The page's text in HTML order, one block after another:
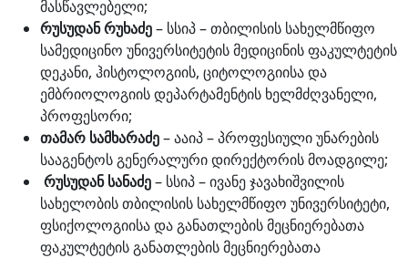
მასწავლებელი;
რუსუდან რუხაძე– სსიპ – თბილისის სახელმწიფო
სამედიცინო უნივერსიტეტის მედიცინის ფაკულტეტის
დეკანი, ჰისტოლოგიის, ციტოლოგიისა და
ემბრიოლოგიის დეპარტამენტის ხელმძღვანელი,
პროფესორი;
თამარ სამხარაძე– ააიპ – პროფესიული უნარების
სააგენტოს გენერალური დირექტორის მოადგილე;
რუსუდან სანაძე– სსიპ – ივანე ჯავახიშვილის
სახელობის თბილისის სახელმწიფო უნივერსიტეტი,
ფსიქოლოგიისა და განათლების მეცნიერებათა
ფაკულტეტის განათლების მეცნიერებათა